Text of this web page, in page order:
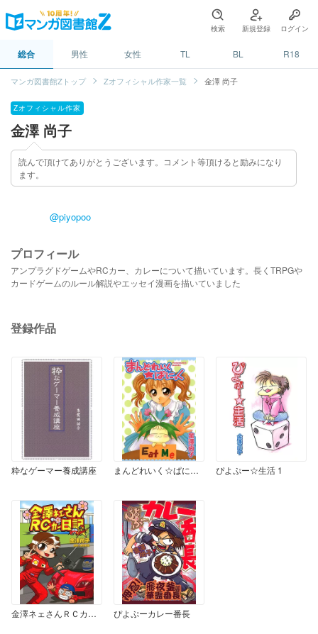
検索 新規登録 ログイン
総合 男性 女性 TL BL R18
マンガ図書館Zトップ Zオフィシャル作家一覧 金澤 尚子
Zオフィシャル作家
金澤 尚子
読んで頂けてありがとうございます。コメント等頂けると励みになり
ます。
@piyopoo
プロフィール
アンプラグドゲームやRCカー、カレーについて描いています。長くTRPGや
カードゲームのルール解説やエッセイ漫画を描いていました
登録作品
粋なゲーマー養成講座 まんどれいく☆ぱにっく ぴよぷー☆生活 1
金澤ネェさんＲＣカー日記 ぴよぷーカレー番長